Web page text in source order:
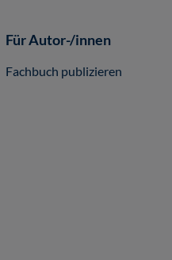
Für Autor-/innen
Fachbuch publizieren